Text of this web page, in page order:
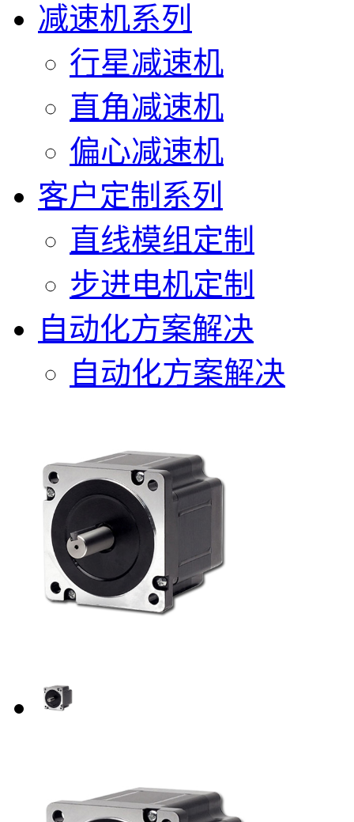
减速机系列
行星减速机
直角减速机
偏心减速机
客户定制系列
直线模组定制
步进电机定制
自动化方案解决
自动化方案解决